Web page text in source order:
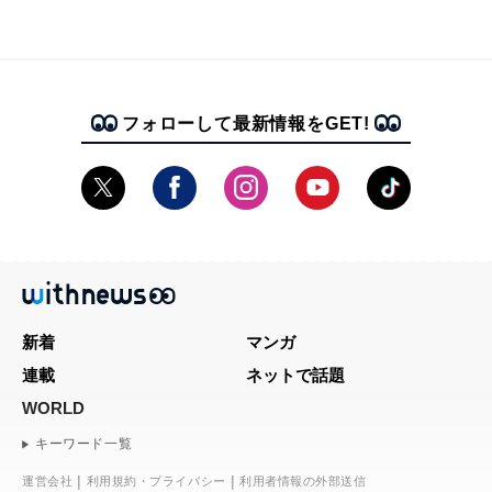
フォローして最新情報をGET!
新着
マンガ
連載
ネットで話題
WORLD
キーワード一覧
運営会社 利用規約・プライバシー 利用者情報の外部送信